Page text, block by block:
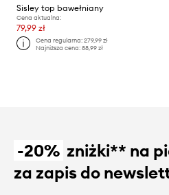
Sisley top bawełniany
Cena aktualna:
79,99 zł
Cena regularna:279,99 zł
Najniższa cena:88,99 zł
-20% zniżki** na
za zapis do